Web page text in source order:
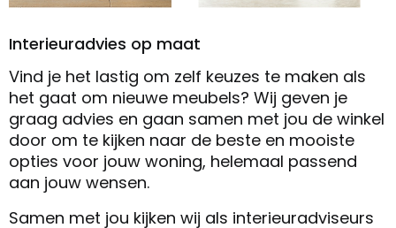
Interieuradvies op maat
Vind je het lastig om zelf keuzes te maken als
het gaat om nieuwe meubels? Wij geven je
graag advies en gaan samen met jou de winkel
door om te kijken naar de beste en mooiste
opties voor jouw woning, helemaal passend
aan jouw wensen.
Samen met jou kijken wij als interieuradviseurs